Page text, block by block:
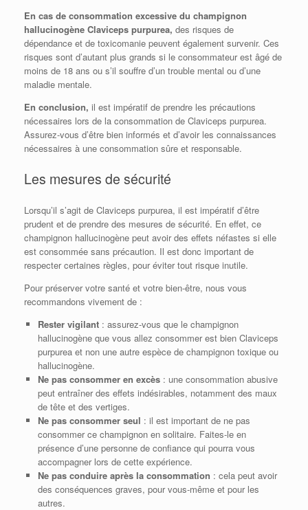
En cas de consommation excessive du champignon
hallucinogène Claviceps purpurea, des risques de
dépendance et de toxicomanie peuvent également survenir. Ces
risques sont d’autant plus grands si le consommateur est âgé de
moins de 18 ans ou s’il souffre d’un trouble mental ou d’une
maladie mentale.
En conclusion, il est impératif de prendre les précautions
nécessaires lors de la consommation de Claviceps purpurea.
Assurez-vous d’être bien informés et d’avoir les connaissances
nécessaires à une consommation sûre et responsable.
Les mesures de sécurité
Lorsqu’il s’agit de Claviceps purpurea, il est impératif d’être
prudent et de prendre des mesures de sécurité. En effet, ce
champignon hallucinogène peut avoir des effets néfastes si elle
est consommée sans précaution. Il est donc important de
respecter certaines règles, pour éviter tout risque inutile.
Pour préserver votre santé et votre bien-être, nous vous
recommandons vivement de :
Rester vigilant: assurez-vous que le champignon
hallucinogène que vous allez consommer est bien Claviceps
purpurea et non une autre espèce de champignon toxique ou
hallucinogène.
Ne pas consommer en excès: une consommation abusive
peut entraîner des effets indésirables, notamment des maux
de tête et des vertiges.
Ne pas consommer seul : il est important de ne pas
consommer ce champignon en solitaire. Faites-le en
présence d’une personne de confiance qui pourra vous
accompagner lors de cette expérience.
Ne pas conduire après la consommation : cela peut avoir
des conséquences graves, pour vous-même et pour les
autres.